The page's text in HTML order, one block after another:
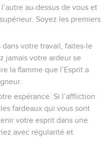
au-dessus de vous et
Soyez les premiers
votre travail, faites-le
jamais votre ardeur se
la flamme que l’Esprit a
espérance. Si l’affliction
fardeaux qui vous sont
votre esprit dans une
avec régularité et